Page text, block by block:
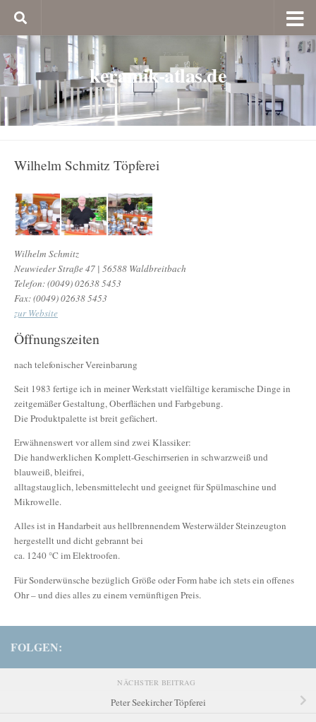
keramik-atlas.de
Wilhelm Schmitz Töpferei
Wilhelm Schmitz
Neuwieder Straße 47 | 56588 Waldbreitbach
Telefon: (0049) 02638 5453
Fax: (0049) 02638 5453
zur Website
Öffnungszeiten
nach telefonischer Vereinbarung
Seit 1983 fertige ich in meiner Werkstatt vielfältige keramische Dinge in
zeitgemäßer Gestaltung, Oberflächen und Farbgebung.
Die Produktpalette ist breit gefächert.
Erwähnenswert vor allem sind zwei Klassiker:
Die handwerklichen Komplett-Geschirrserien in schwarzweiß und
blauweiß, bleifrei,
alltagstauglich, lebensmittelecht und geeignet für Spülmaschine und
Mikrowelle.
Alles ist in Handarbeit aus hellbrennendem Westerwälder Steinzeugton
hergestellt und dicht gebrannt bei
ca. 1240 °C im Elektroofen.
Für Sonderwünsche bezüglich Größe oder Form habe ich stets ein offenes
Ohr – und dies alles zu einem vernünftigen Preis.
FOLGEN:
NÄCHSTER BEITRAG
Peter Seekircher Töpferei